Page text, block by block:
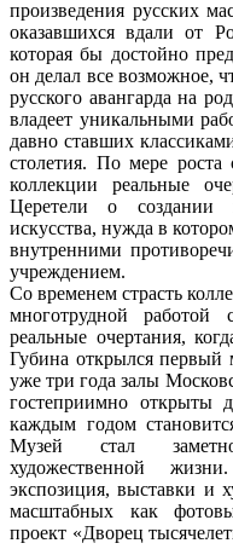
произведения русских
оказавшихся вдали от
которая бы достойно
он делал все возможное,
русского авангарда на
владеет уникальными
давно ставших
столетия. По мере роста
коллекции реальные
Церетели о создании
искусства, нужда в
внутренними
учреждением.
Со временем страсть
многотрудной работой
реальные очертания,
Губина открылся первый
уже три года залы
гостеприимно открыты
каждым годом
Музей стал
художественной
экспозиция, выставки и
масштабных как
проект «Дворец